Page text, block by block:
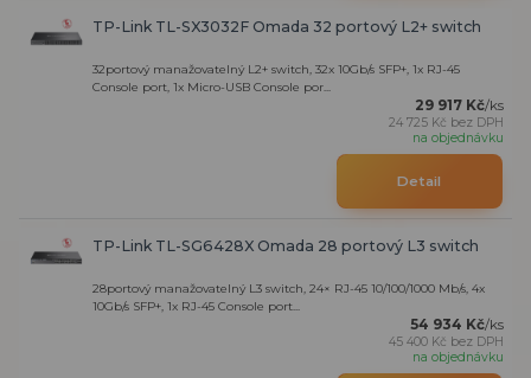
TP-Link TL-SX3032F Omada 32 portový L2+ switch
32portový manažovatelný L2+ switch, 32x 10Gb/s SFP+, 1x RJ-45
Console port, 1x Micro-USB Console por...
29 917 Kč/ks
24 725 Kč bez DPH
na objednávku
Detail
TP-Link TL-SG6428X Omada 28 portový L3 switch
28portový manažovatelný L3 switch, 24× RJ-45 10/100/1000 Mb/s, 4x
10Gb/s SFP+, 1x RJ-45 Console port...
54 934 Kč/ks
45 400 Kč bez DPH
na objednávku